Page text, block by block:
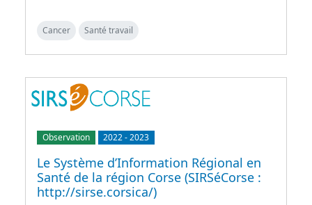
Cancer Santé travail
Observation 2022-2023
Le Système d’Information Régional en
Santé de la région Corse (SIRSéCorse :
http://sirse.corsica/)